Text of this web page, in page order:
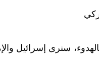
بالهدوء، سنرى إسرائيل